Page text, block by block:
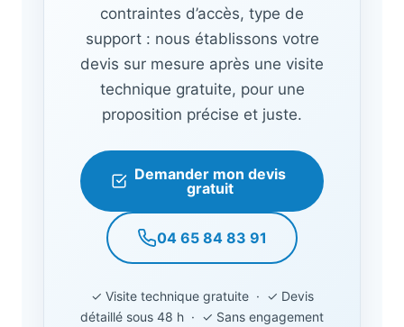
contraintes d’accès, type de
support : nous établissons votre
devis sur mesure après une visite
technique gratuite, pour une
proposition précise et juste.
Demander mon devis
gratuit
04 65 84 83 91
✓ Visite technique gratuite · ✓ Devis
détaillé sous 48 h · ✓ Sans engagement